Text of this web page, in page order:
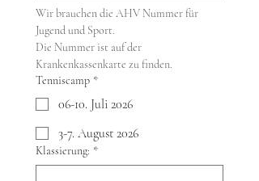
Wir brauchen die AHV Nummer für
Jugend und Sport.
Die Nummer ist auf der
Krankenkassenkarte zu finden.
Tenniscamp *
06-10. Juli 2026
3-7. August 2026
Klassierung: *